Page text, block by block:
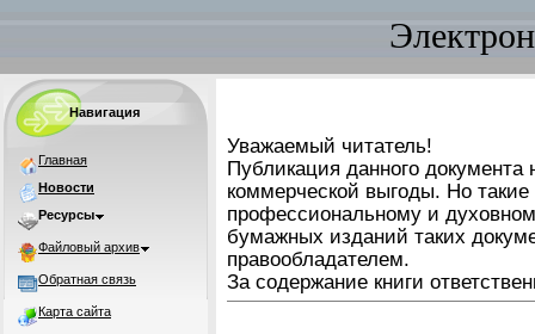
Навигация
Главная
Новости
Ресурсы
Файловый архив
Обратная связь
Карта сайта
Уважаемый читатель!
Публикация данного документа
коммерческой выгоды. Но
профессиональному и
бумажных изданий таких
правообладателем.
За содержание книги